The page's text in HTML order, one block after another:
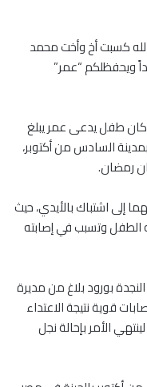
لله كسبت أخ وأخت محمد
ويحفظلكم “عمر”
كان طفل يدعى عمر يبلغ
بمدينة السادس من أكتوبر،
رمضان.
إلى اشتباك بالأيدي، حيث
وتسبب في إصابته
بورود بلاغ من مديرة
قوية نتيجة الاعتداء
الأمر بإحالة نجل